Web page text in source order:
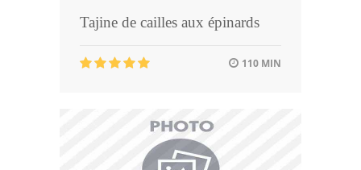
Tajine de cailles aux épinards
110 MIN